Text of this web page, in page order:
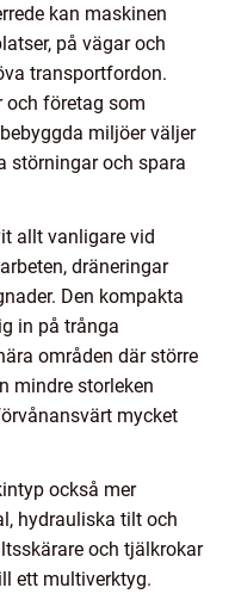
kan maskinen
på vägar och
transportfordon.
och företag som
miljöer väljer
störningar och spara
allt vanligare vid
dräneringar
Den kompakta
in på trånga
områden där större
mindre storleken
mycket
också mer
hydrauliska tilt och
och tjälkrokar
ett multiverktyg.